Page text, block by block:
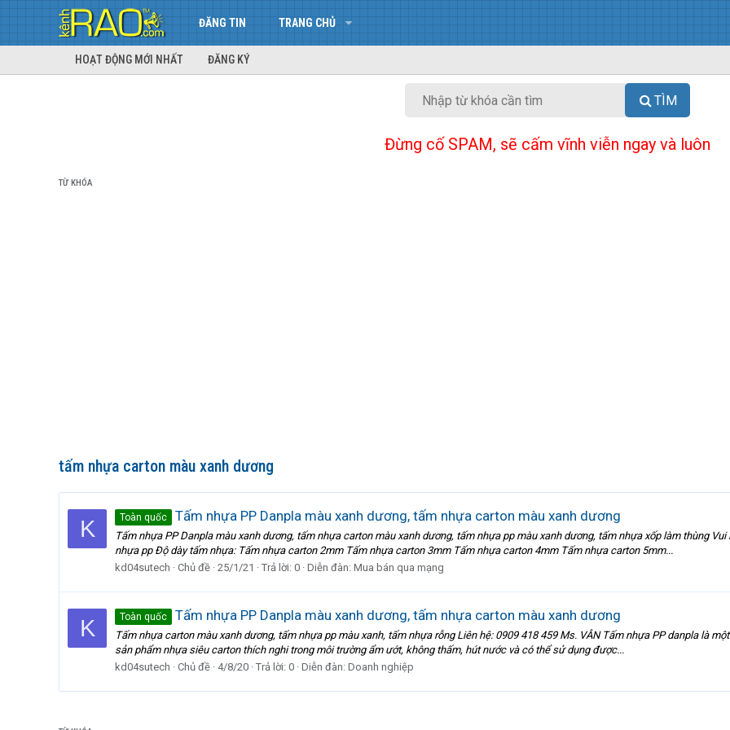
ĐĂNG TIN TRANG CHỦ
HOẠT ĐỘNG MỚI NHẤT ĐĂNG KÝ
TÌM
Đừng cố SPAM, sẽ cấm vĩnh viễn ngay và luôn
TỪ KHÓA
tấm nhựa carton màu xanh dương
K Toàn quốc Tấm nhựa PP Danpla màu xanh dương, tấm nhựa carton màu xanh dương
Tấm nhựa PP Danpla màu xanh dương, tấm nhựa carton màu xanh dương, tấm nhựa pp màu xanh dương, tấm nhựa xốp làm thùng
nhựa pp Độ dày tấm nhựa: Tấm nhựa carton 2mm Tấm nhựa carton 3mm Tấm nhựa carton 4mm Tấm nhựa carton 5mm...
kd04sutech
Chủ đề 25/1/21 Trả lời: 0 Diễn đàn: Mua bán qua mạng
K Toàn quốc Tấm nhựa PP Danpla màu xanh dương, tấm nhựa carton màu xanh dương
Tấm nhựa carton màu xanh dương, tấm nhựa pp màu xanh, tấm nhựa rỗng Liên hệ: 0909 418 459 Ms. VÂN Tấm nhựa PP danpla là
sản phẩm nhựa siêu carton thích nghi trong môi trường ẩm ướt, không thấm, hút nước và có thể sử dụng được...
kd04sutech
Chủ đề 4/8/20 Trả lời: 0 Diễn đàn: Doanh nghiệp